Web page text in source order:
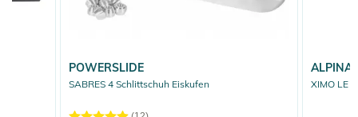
POWERSLIDE
SABRES 4 Schlittschuh Eiskufen
ALPINA
XIMO LE